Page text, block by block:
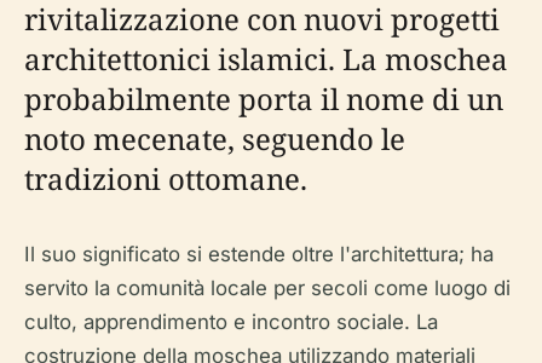
rivitalizzazione con nuovi progetti
architettonici islamici. La moschea
probabilmente porta il nome di un
noto mecenate, seguendo le
tradizioni ottomane.
Il suo significato si estende oltre l'architettura; ha
servito la comunità locale per secoli come luogo di
culto, apprendimento e incontro sociale. La
costruzione della moschea utilizzando materiali